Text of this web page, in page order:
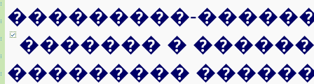
���������-
������� �
���������